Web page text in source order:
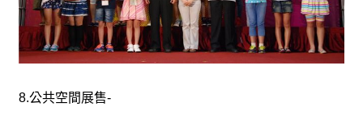
8.公共空間展售-